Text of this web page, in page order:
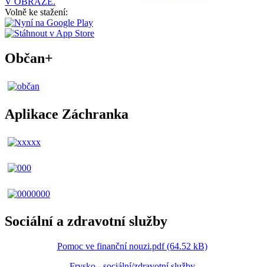
Volně ke stažení:
Občan+
Aplikace Záchranka
Sociální a zdravotní služby
Pomoc ve finanční nouzi.pdf (64.52 kB)